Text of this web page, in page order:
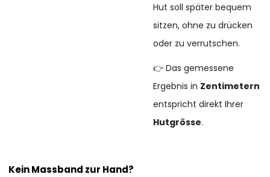
Hut soll später bequem
sitzen, ohne zu drücken
oder zu verrutschen.
👉 Das gemessene
Ergebnis in Zentimetern
entspricht direkt Ihrer
Hutgrösse.
Kein Massband zur Hand?